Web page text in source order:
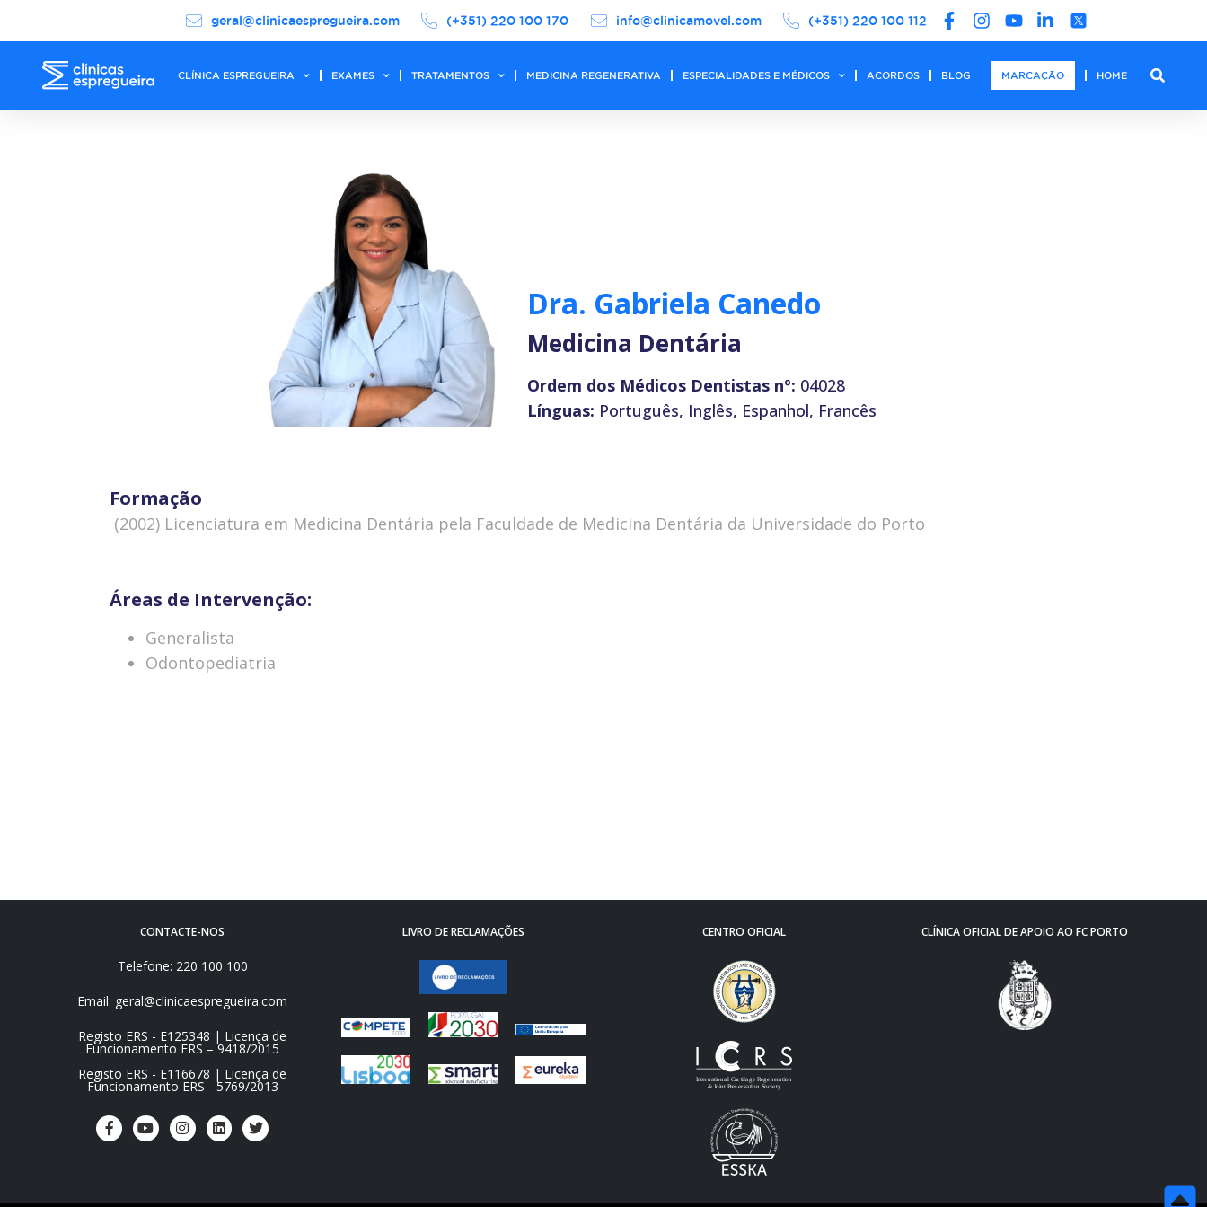
geral@clinicaespregueira.com (+351) 220 100 170 info@clinicamovel.com (+351) 220 100 112
CLÍNICA ESPREGUEIRA EXAMES TRATAMENTOS MEDICINA REGENERATIVA ESPECIALIDADES E MÉDICOS ACORDOS BLOG MARCAÇÃO HOME
Dra. Gabriela Canedo
Medicina Dentária
Ordem dos Médicos Dentistas nº: 04028
Línguas: Português, Inglês, Espanhol, Francês
Formação
 (2002) Licenciatura em Medicina Dentária pela Faculdade de Medicina Dentária da Universidade do Porto
Áreas de Intervenção:
Generalista
Odontopediatria
CONTACTE-NOS
Telefone: 220 100 100
Email: geral@clinicaespregueira.com
Registo ERS - E125348 | Licença de
Funcionamento ERS – 9418/2015
Registo ERS - E116678 | Licença de
Funcionamento ERS - 5769/2013
LIVRO DE RECLAMAÇÕES CENTRO OFICIAL CLÍNICA OFICIAL DE APOIO AO FC PORTO